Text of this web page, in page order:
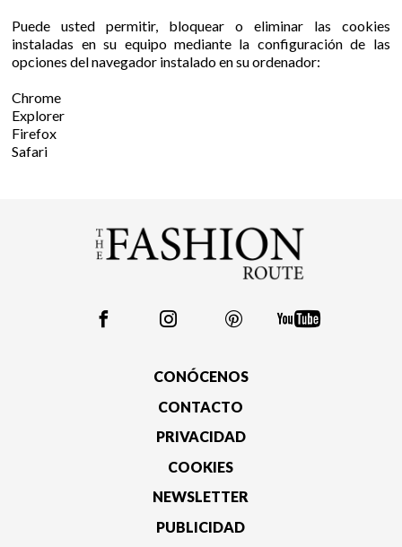
Puede usted permitir, bloquear o eliminar las cookies
instaladas en su equipo mediante la configuración de las
opciones del navegador instalado en su ordenador:
Chrome
Explorer
Firefox
Safari
CONÓCENOS
CONTACTO
PRIVACIDAD
COOKIES
NEWSLETTER
PUBLICIDAD